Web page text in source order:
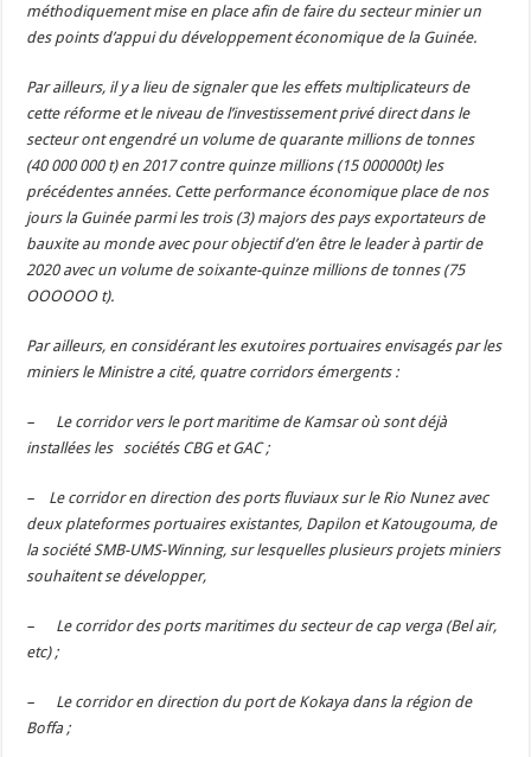
méthodiquement mise en place afin de faire du secteur minier un
des points d’appui du développement économique de la Guinée.
Par ailleurs, il y a lieu de signaler que les effets multiplicateurs de
cette réforme et le niveau de l’investissement privé direct dans le
secteur ont engendré un volume de quarante millions de tonnes
(40 000 000 t) en 2017 contre quinze millions (15 000000t) les
précédentes années. Cette performance économique place de nos
jours la Guinée parmi les trois (3) majors des pays exportateurs de
bauxite au monde avec pour objectif d’en être le leader à partir de
2020 avec un volume de soixante-quinze millions de tonnes (75
OOOOOO t).
Par ailleurs, en considérant les exutoires portuaires envisagés par les
miniers le Ministre a cité, quatre corridors émergents :
– Le corridor vers le port maritime de Kamsar où sont déjà
installées les sociétés CBG et GAC ;
– Le corridor en direction des ports fluviaux sur le Rio Nunez avec
deux plateformes portuaires existantes, Dapilon et Katougouma, de
la société SMB-UMS-Winning, sur lesquelles plusieurs projets miniers
souhaitent se développer,
– Le corridor des ports maritimes du secteur de cap verga (Bel air,
etc) ;
– Le corridor en direction du port de Kokaya dans la région de
Boffa ;